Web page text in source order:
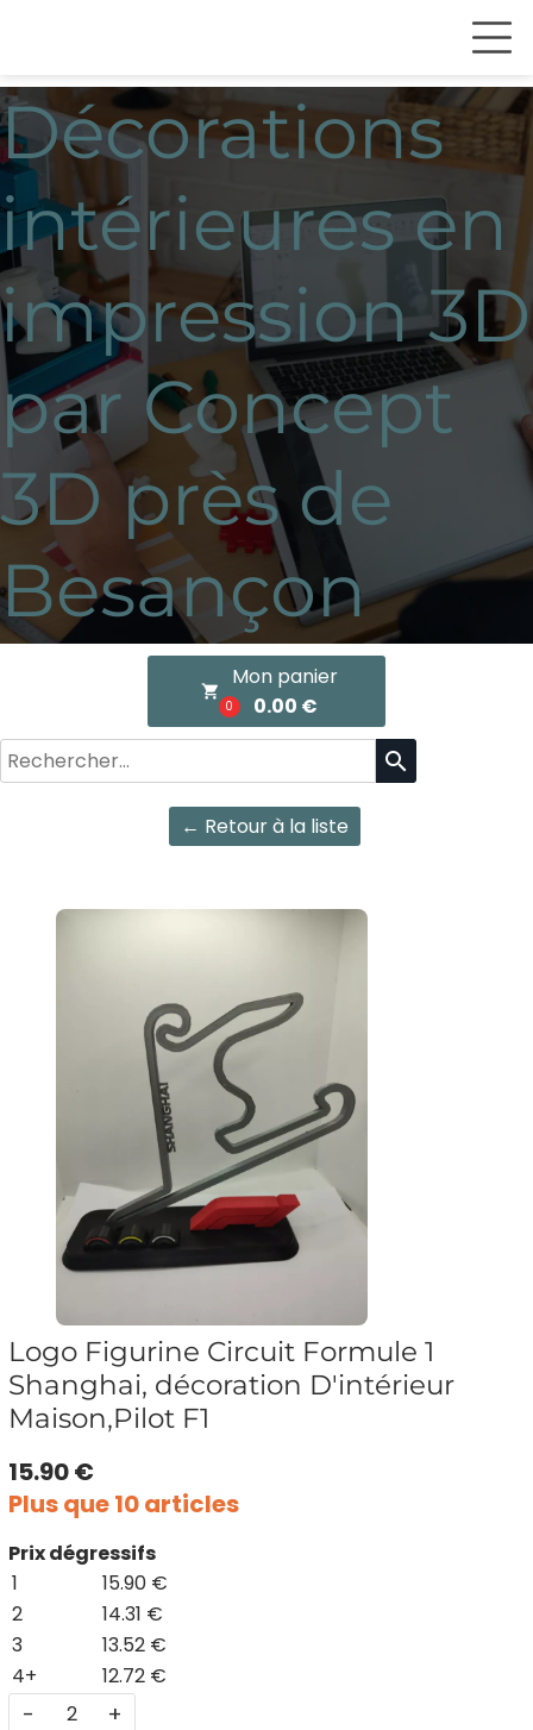
Décorations
intérieures en
impression 3D
par Concept
3D près de
Besançon
local_grocery_store
0
Mon panier
0.00 €
search
← Retour à la liste
Logo Figurine Circuit Formule 1
Shanghai, décoration D'intérieur
Maison,Pilot F1
15.90 €
Plus que 10 articles
Prix dégressifs
1
15.90 €
2
14.31 €
3
13.52 €
4+
12.72 €
- +